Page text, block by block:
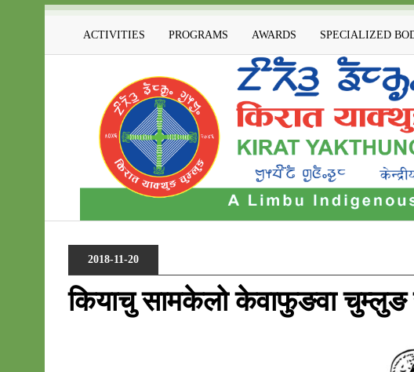
ACTIVITIES PROGRAMS AWARDS SPECIALIZED
2018-11-20
कियाचु सामकेलो केवाफुङवा